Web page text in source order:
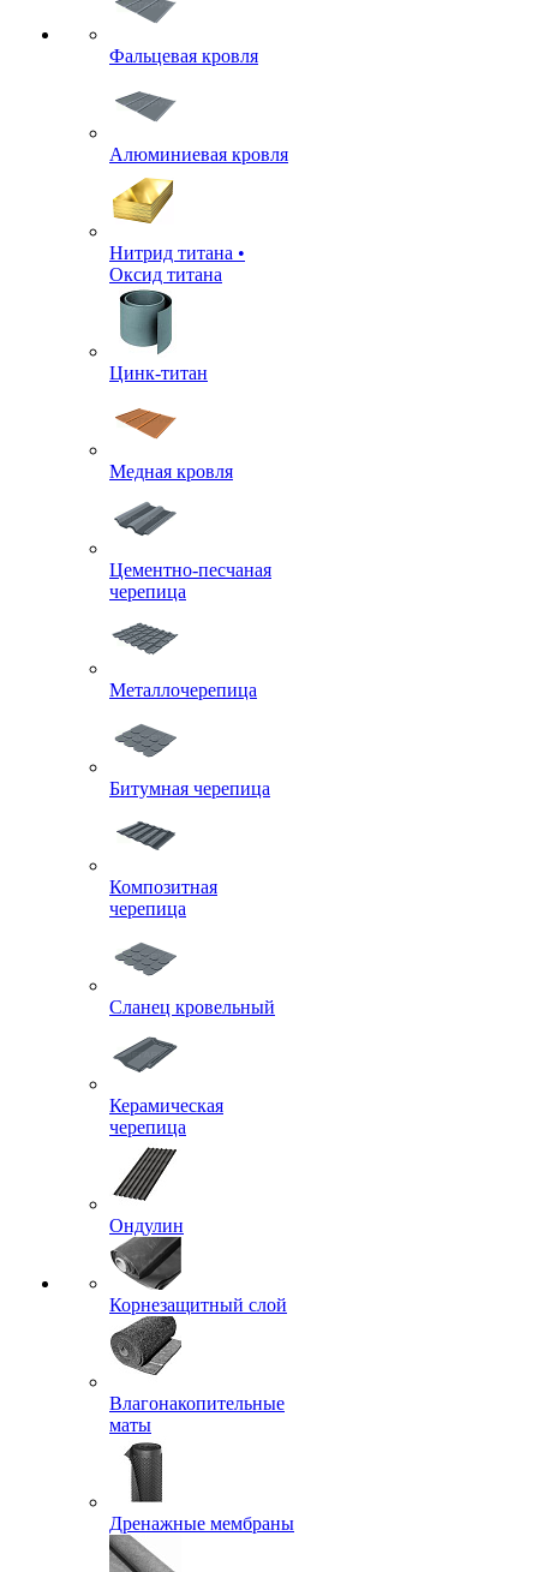
Фальцевая кровля
Алюминиевая кровля
Нитрид титана •
Оксид титана
Цинк-титан
Медная кровля
Цементно-песчаная
черепица
Металлочерепица
Битумная черепица
Композитная
черепица
Сланец кровельный
Керамическая
черепица
Ондулин
Корнезащитный слой
Влагонакопительные
маты
Дренажные мембраны